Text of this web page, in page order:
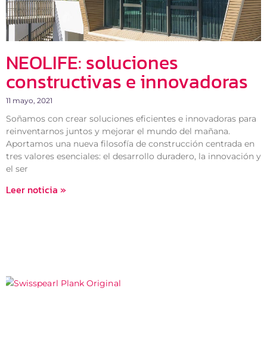
NEOLIFE: soluciones
constructivas e innovadoras
11 mayo, 2021
Soñamos con crear soluciones eficientes e innovadoras para
reinventarnos juntos y mejorar el mundo del mañana.
Aportamos una nueva filosofía de construcción centrada en
tres valores esenciales: el desarrollo duradero, la innovación y
el ser
Leer noticia »